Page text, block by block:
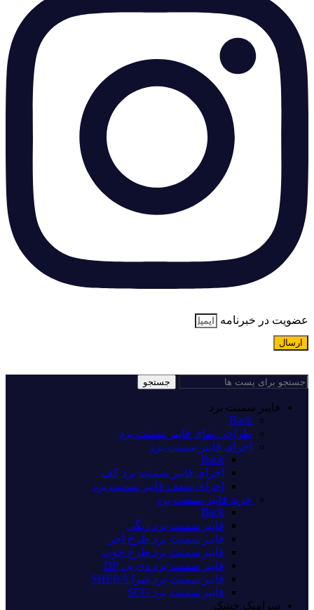
عضویت در خبرنامه
ارسال
جستجو
فایبر سمنت برد
Back
طراحی نمای فایبر سمنت برد
اجرای فایبر سمنت برد
Back
اجرای فایبر سمنت برد کف
اجرای سقف فایبر سمنت برد
خرید فایبر سمنت برد
Back
فایبر سمنت برد رنگی
فایبر سمنت برد طرح آجر
فایبر سمنت برد طرح چوب
فایبر سمنت برد دی پی DP
فایبر سمنت برد شرا SHERA
فایبر سمنت برد SCG
سرامیک خشک